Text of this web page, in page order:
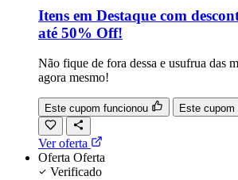
Itens em Destaque com
até 50% Off!
Não fique de fora dessa e usufrua das
agora mesmo!
Este cupom funcionou Este cupom
Ver oferta
Oferta Oferta
Verificado